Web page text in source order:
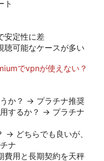
ト
安定性に差
聴可能なケースが多い
でvpnが使えない？
か？ → プラチナ推奨
するか？ → プラチナ
→ どちらでも良いが、
ナ
用と長期契約を天秤